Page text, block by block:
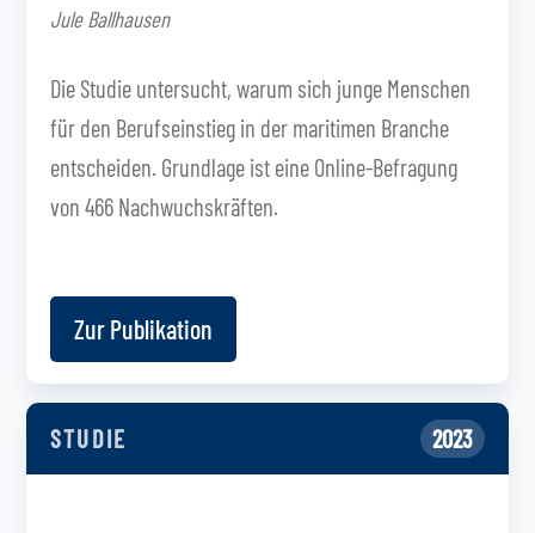
Jule Ballhausen
Die Studie untersucht, warum sich junge Menschen
für den Berufseinstieg in der maritimen Branche
entscheiden. Grundlage ist eine Online-Befragung
von 466 Nachwuchskräften.
Zur Publikation
STUDIE 2023